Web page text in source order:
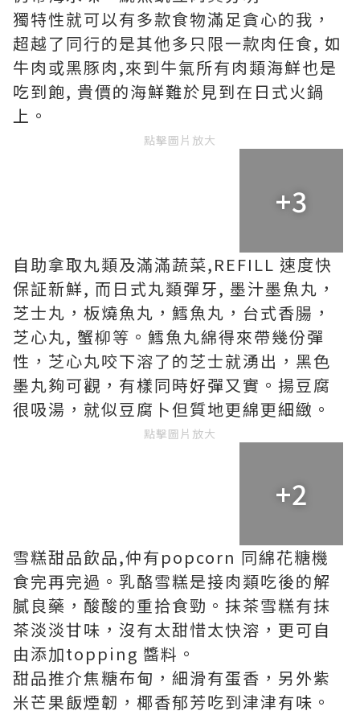
獨特性就可以有多款食物滿足貪心的我，
超越了同行的是其他多只限一款肉任食, 如
牛肉或黑豚肉,來到牛氣所有肉類海鮮也是
吃到飽, 貴價的海鮮難於見到在日式火鍋
上。
點擊圖片放大
+3
自助拿取丸類及滿滿蔬菜,REFILL 速度快
保証新鮮, 而日式丸類彈牙, 墨汁墨魚丸，
芝士丸，板燒魚丸，鱈魚丸，台式香腸，
芝心丸, 蟹柳等。鱈魚丸綿得來帶幾份彈
性，芝心丸咬下溶了的芝士就湧出，黑色
墨丸夠可觀，有樣同時好彈又實。揚豆腐
很吸湯，就似豆腐卜但質地更綿更細緻。
點擊圖片放大
+2
雪糕甜品飲品,仲有popcorn 同綿花糖機
食完再完過。乳酪雪糕是接肉類吃後的解
膩良藥，酸酸的重拾食勁。抹茶雪糕有抹
茶淡淡甘味，沒有太甜惜太快溶，更可自
由添加topping 醬料。
甜品推介焦糖布甸，細滑有蛋香，另外紫
米芒果飯煙韌，椰香郁芳吃到津津有味。